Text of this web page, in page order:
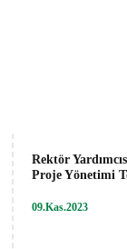
Rektör
Proje Yönetimi
09.Kas.2023